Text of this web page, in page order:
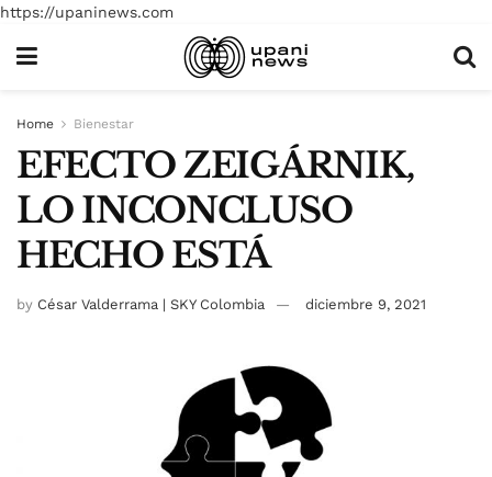
https://upaninews.com
Home Bienestar
EFECTO ZEIGÁRNIK,
LO INCONCLUSO
HECHO ESTÁ
by César Valderrama | SKY Colombia diciembre 9, 2021